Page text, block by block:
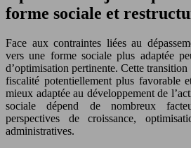
forme sociale et
Face aux contraintes liées au
vers une forme sociale plus adaptée
d’optimisation pertinente. Cette
fiscalité potentiellement plus favorable
mieux adaptée au développement de
sociale dépend de nombreux
perspectives de croissance,
administratives.